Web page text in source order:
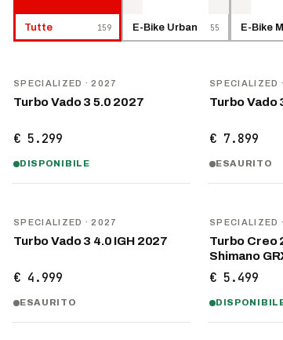
Tutte 159 E-Bike Urban 55 E-Bike
SPECIALIZED · 2027
Turbo Vado 3 5.0 2027
€ 5.299
DISPONIBILE
SPECIALIZED
Turbo Vado
€ 7.899
ESAURITO
SPECIALIZED · 2027
Turbo Vado 3 4.0 IGH 2027
€ 4.999
ESAURITO
SPECIALIZED
Turbo Creo
Shimano
€ 5.499